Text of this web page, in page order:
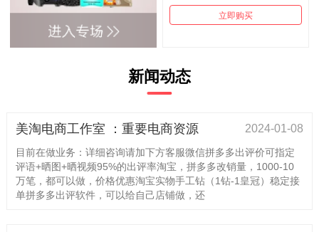
立即购买
新闻动态
美淘电商工作室 ：重要电商资源 2024-01-08
目前在做业务：详细咨询请加下方客服微信拼多多出评价可指定
评语+晒图+晒视频95%的出评率淘宝，拼多多改销量，1000-10
万笔，都可以做，价格优惠淘宝实物手工钻（1钻-1皇冠）稳定接
单拼多多出评软件，可以给自己店铺做，还